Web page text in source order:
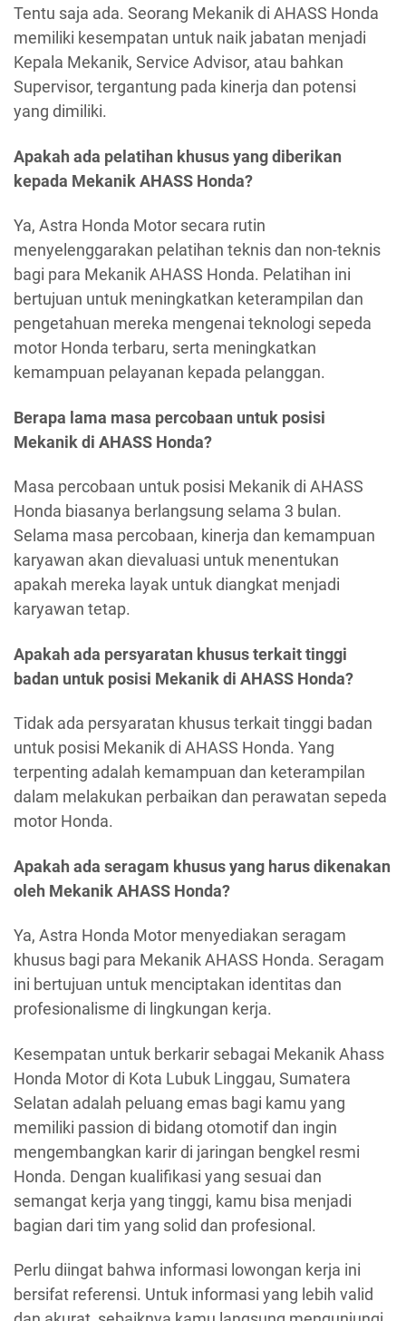
Tentu saja ada. Seorang Mekanik di AHASS Honda
memiliki kesempatan untuk naik jabatan menjadi
Kepala Mekanik, Service Advisor, atau bahkan
Supervisor, tergantung pada kinerja dan potensi
yang dimiliki.
Apakah ada pelatihan khusus yang diberikan
kepada Mekanik AHASS Honda?
Ya, Astra Honda Motor secara rutin
menyelenggarakan pelatihan teknis dan non-teknis
bagi para Mekanik AHASS Honda. Pelatihan ini
bertujuan untuk meningkatkan keterampilan dan
pengetahuan mereka mengenai teknologi sepeda
motor Honda terbaru, serta meningkatkan
kemampuan pelayanan kepada pelanggan.
Berapa lama masa percobaan untuk posisi
Mekanik di AHASS Honda?
Masa percobaan untuk posisi Mekanik di AHASS
Honda biasanya berlangsung selama 3 bulan.
Selama masa percobaan, kinerja dan kemampuan
karyawan akan dievaluasi untuk menentukan
apakah mereka layak untuk diangkat menjadi
karyawan tetap.
Apakah ada persyaratan khusus terkait tinggi
badan untuk posisi Mekanik di AHASS Honda?
Tidak ada persyaratan khusus terkait tinggi badan
untuk posisi Mekanik di AHASS Honda. Yang
terpenting adalah kemampuan dan keterampilan
dalam melakukan perbaikan dan perawatan sepeda
motor Honda.
Apakah ada seragam khusus yang harus dikenakan
oleh Mekanik AHASS Honda?
Ya, Astra Honda Motor menyediakan seragam
khusus bagi para Mekanik AHASS Honda. Seragam
ini bertujuan untuk menciptakan identitas dan
profesionalisme di lingkungan kerja.
Kesempatan untuk berkarir sebagai Mekanik Ahass
Honda Motor di Kota Lubuk Linggau, Sumatera
Selatan adalah peluang emas bagi kamu yang
memiliki passion di bidang otomotif dan ingin
mengembangkan karir di jaringan bengkel resmi
Honda. Dengan kualifikasi yang sesuai dan
semangat kerja yang tinggi, kamu bisa menjadi
bagian dari tim yang solid dan profesional.
Perlu diingat bahwa informasi lowongan kerja ini
bersifat referensi. Untuk informasi yang lebih valid